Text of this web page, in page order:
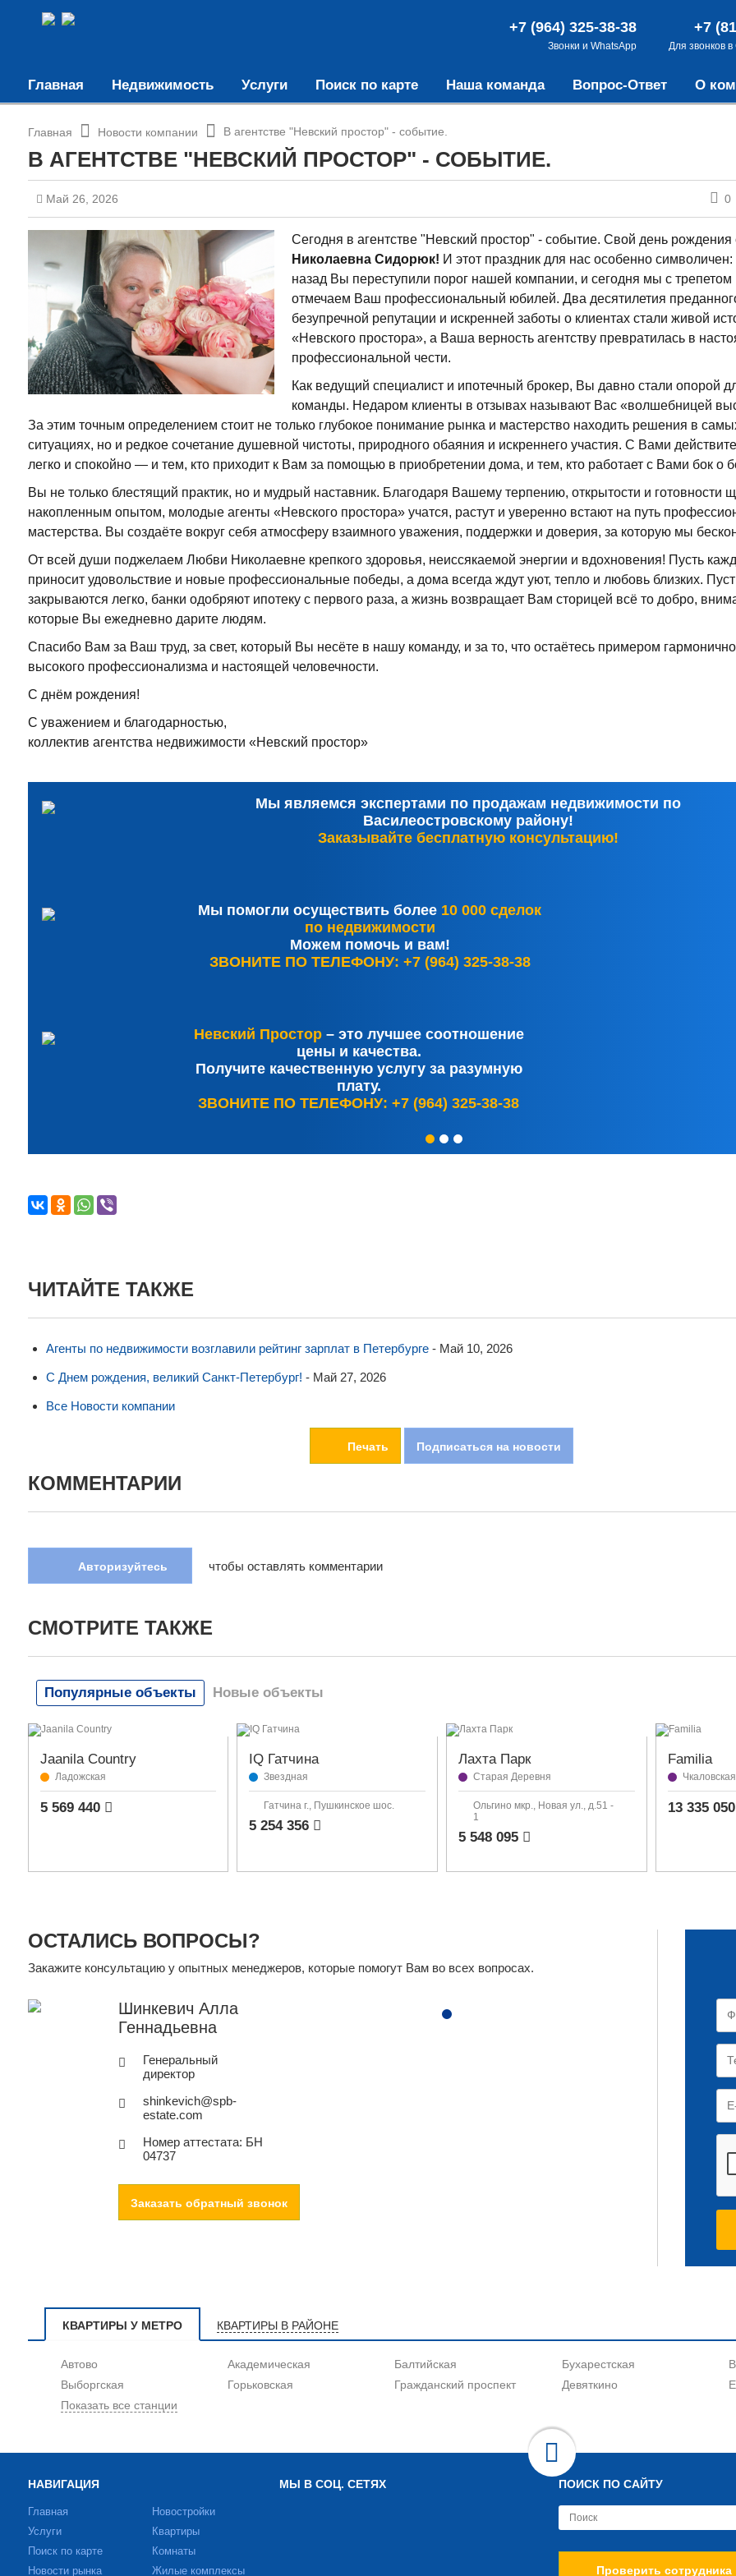
+7
Для звонков
+7 (964) 325-38-38
Звонки и WhatsApp
Главная Недвижимость Услуги Поиск по карте Наша команда Вопрос-Ответ О
Главная Новости компании В агентстве "Невский простор" - событие.
В АГЕНТСТВЕ "НЕВСКИЙ ПРОСТОР" - СОБЫТИЕ.
Май 26, 2026 0
Сегодня в агентстве "Невский простор" - событие. Свой день рождения
Николаевна Сидорюк! И этот праздник для нас особенно
назад Вы переступили порог нашей компании, и сегодня мы с трепетом
отмечаем Ваш профессиональный юбилей. Два десятилетия
безупречной репутации и искренней заботы о клиентах стали живой
«Невского простора», а Ваша верность агентству превратилась в
профессиональной чести.
Как ведущий специалист и ипотечный брокер, Вы давно стали опорой
команды. Недаром клиенты в отзывах называют Вас «волшебницей
За этим точным определением стоит не только глубокое понимание рынка и мастерство находить решения в
ситуациях, но и редкое сочетание душевной чистоты, природного обаяния и искреннего участия. С Вами
легко и спокойно — и тем, кто приходит к Вам за помощью в приобретении дома, и тем, кто работает с Вами бок о
Вы не только блестящий практик, но и мудрый наставник. Благодаря Вашему терпению, открытости и готовности
накопленным опытом, молодые агенты «Невского простора» учатся, растут и уверенно встают на путь
мастерства. Вы создаёте вокруг себя атмосферу взаимного уважения, поддержки и доверия, за которую мы
От всей души поджелаем Любви Николаевне крепкого здоровья, неиссякаемой энергии и вдохновения! Пусть
приносит удовольствие и новые профессиональные победы, а дома всегда ждут уют, тепло и любовь близких.
закрываются легко, банки одобряют ипотеку с первого раза, а жизнь возвращает Вам сторицей всё то добро,
которые Вы ежедневно дарите людям.
Спасибо Вам за Ваш труд, за свет, который Вы несёте в нашу команду, и за то, что остаётесь примером
высокого профессионализма и настоящей человечности.
С днём рождения!
С уважением и благодарностью,
коллектив агентства недвижимости «Невский простор»
Мы являемся экспертами по продажам недвижимости по
Василеостровскому району!
Заказывайте бесплатную консультацию!
Мы помогли осуществить более 10 000 сделок
по недвижимости
Можем помочь и вам!
ЗВОНИТЕ ПО ТЕЛЕФОНУ: +7 (964) 325-38-38
Невский Простор– это лучшее соотношение
цены и качества.
Получите качественную услугу за разумную
плату.
ЗВОНИТЕ ПО ТЕЛЕФОНУ: +7 (964) 325-38-38
ЧИТАЙТЕ ТАКЖЕ
Агенты по недвижимости возглавили рейтинг зарплат в Петербурге- Май 10, 2026
С Днем рождения, великий Санкт-Петербург! - Май 27, 2026
Все Новости компании
Печать Подписаться на новости
КОММЕНТАРИИ
Авторизуйтесь чтобы оставлять комментарии
СМОТРИТЕ ТАКЖЕ
Популярные объекты Новые объекты
Jaanila Country
Ладожская
5 569 440
IQ Гатчина
Звездная
Гатчина г., Пушкинское шос.
5 254 356
Лахта Парк
Старая Деревня
Ольгино мкр., Новая ул., д.51 -
1
5 548 095
Familia
Чкаловская
13 335
ОСТАЛИСЬ ВОПРОСЫ?
Закажите консультацию у опытных менеджеров, которые помогут Вам во всех вопросах.
Шинкевич Алла
Геннадьевна
Генеральный
директор
shinkevich@spb-
estate.com
Номер аттестата: БН
04737
Заказать обратный звонок
КВАРТИРЫ У МЕТРО КВАРТИРЫ В РАЙОНЕ
Автово Академическая Балтийская Бухарестская
Выборгская
Горьковская Гражданский проспект Девяткино
Показать все станции
НАВИГАЦИЯ
Главная
Услуги
Поиск по карте
Новости рынка
Новостройки
Квартиры
Комнаты
Жилые комплексы
МЫ В СОЦ. СЕТЯХ ПОИСК ПО САЙТУ
Проверить сотрудника